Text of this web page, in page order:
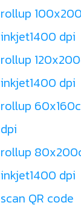
rollup
inkjet1400 dpi
rollup
inkjet1400 dpi
rollup
dpi
rollup
inkjet1400 dpi
scan QR code